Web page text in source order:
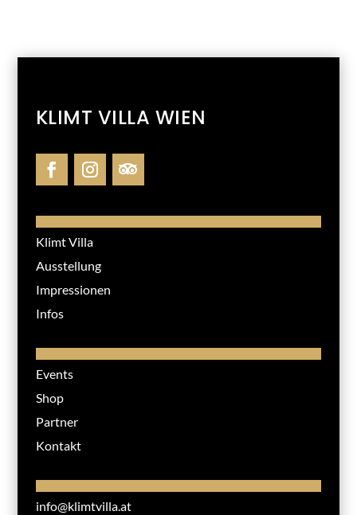
KLIMT VILLA WIEN
Klimt Villa
Ausstellung
Impressionen
Infos
Events
Shop
Partner
Kontakt
info@klimtvilla.at